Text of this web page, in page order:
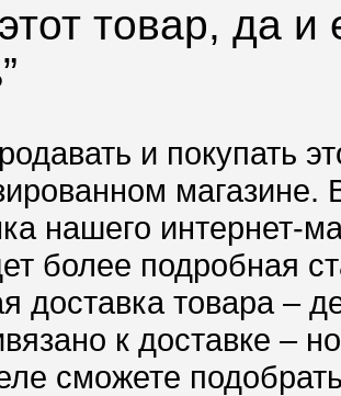
товар, да
и покупать
магазине.
нашего интернет-
более подробная
доставка товара –
к доставке –
сможете